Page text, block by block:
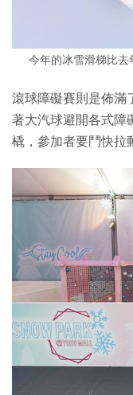
今年的冰雪滑梯比
滾球障礙賽則是佈滿
著大汽球避開各式障
橇，參加者要鬥快拉